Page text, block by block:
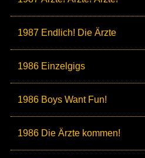
1987 Endlich! Die Ärzte
1986 Einzelgigs
1986 Boys Want Fun!
1986 Die Ärzte kommen!